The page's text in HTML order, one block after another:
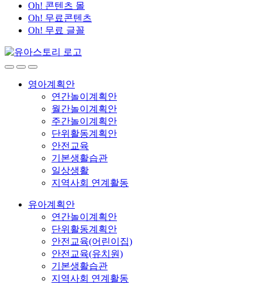
Oh! 콘텐츠 몰
Oh! 무료콘텐츠
Oh! 무료 글꼴
영아계획안
연간놀이계획안
월간놀이계획안
주간놀이계획안
단위활동계획안
안전교육
기본생활습관
일상생활
지역사회 연계활동
유아계획안
연간놀이계획안
단위활동계획안
안전교육(어린이집)
안전교육(유치원)
기본생활습관
지역사회 연계활동